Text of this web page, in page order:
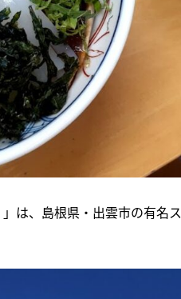
は、島根県・出雲市の有名